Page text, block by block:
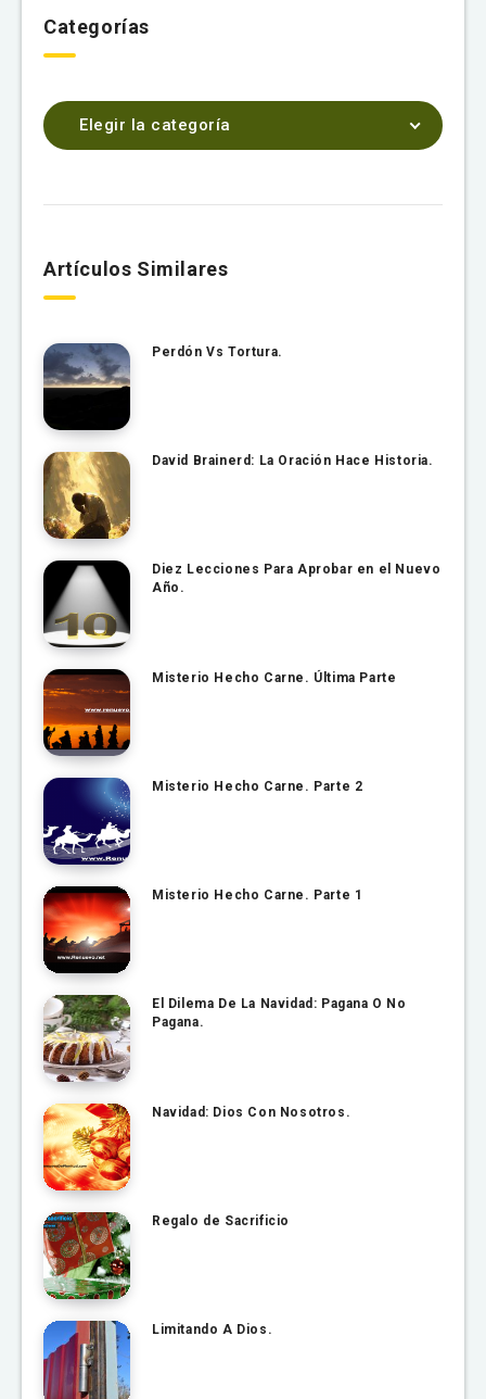
Categorías
Elegir la categoría
Artículos Similares
Perdón Vs Tortura.
David Brainerd: La Oración Hace Historia.
Diez Lecciones Para Aprobar en el Nuevo
Año.
Misterio Hecho Carne. Última Parte
Misterio Hecho Carne. Parte 2
Misterio Hecho Carne. Parte 1
El Dilema De La Navidad: Pagana O No
Pagana.
Navidad: Dios Con Nosotros.
Regalo de Sacrificio
Limitando A Dios.